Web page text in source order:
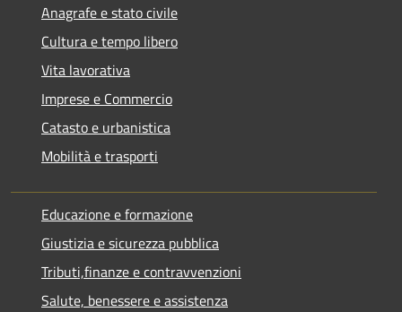
Anagrafe e stato civile
Cultura e tempo libero
Vita lavorativa
Imprese e Commercio
Catasto e urbanistica
Mobilità e trasporti
Educazione e formazione
Giustizia e sicurezza pubblica
Tributi,finanze e contravvenzioni
Salute, benessere e assistenza